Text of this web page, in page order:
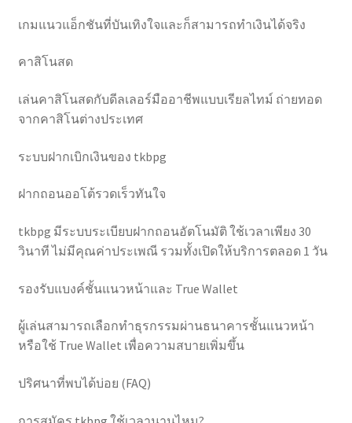
เกมแนวแอ็กชันที่บันเทิงใจและก็สามารถทำเงินได้จริง
คาสิโนสด
เล่นคาสิโนสดกับดีลเลอร์มืออาชีพแบบเรียลไทม์ ถ่ายทอด
จากคาสิโนต่างประเทศ
ระบบฝากเบิกเงินของ tkbpg
ฝากถอนออโต้รวดเร็วทันใจ
tkbpg มีระบบระเบียบฝากถอนอัตโนมัติ ใช้เวลาเพียง 30
วินาที ไม่มีคุณค่าประเพณี รวมทั้งเปิดให้บริการตลอด 1 วัน
รองรับแบงค์ชั้นแนวหน้าและ True Wallet
ผู้เล่นสามารถเลือกทำธุรกรรมผ่านธนาคารชั้นแนวหน้า
หรือใช้ True Wallet เพื่อความสบายเพิ่มขึ้น
ปริศนาที่พบได้บ่อย (FAQ)